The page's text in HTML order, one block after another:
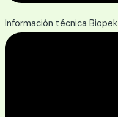
Información técnica Biopek